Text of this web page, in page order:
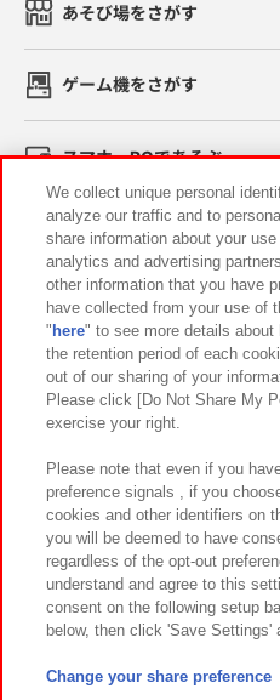
あそび場をさがす
ゲーム機をさがす
スマホ・PCであそぶ
イベント・キャンペーン
関連会社 サステナビ
プライバシーポリシー ウェブ
お取引先さまとともに
カスタマーハラスメント対応方針
©Bandai Namco
©Bandai Namco
We collect unique personal
analyze our traffic and to
share information about your
analytics and advertising
other information that you have
have collected from your use of
" here" to see more details about
the retention period of each
out of our sharing of your
Please click [Do Not Share My
exercise your right.
Please note that even if you
preference signals , if you
cookies and other identifiers on
you will be deemed to have
regardless of the opt-out
understand and agree to this
consent on the following setup
below, then click 'Save Settings'
Change your share preference